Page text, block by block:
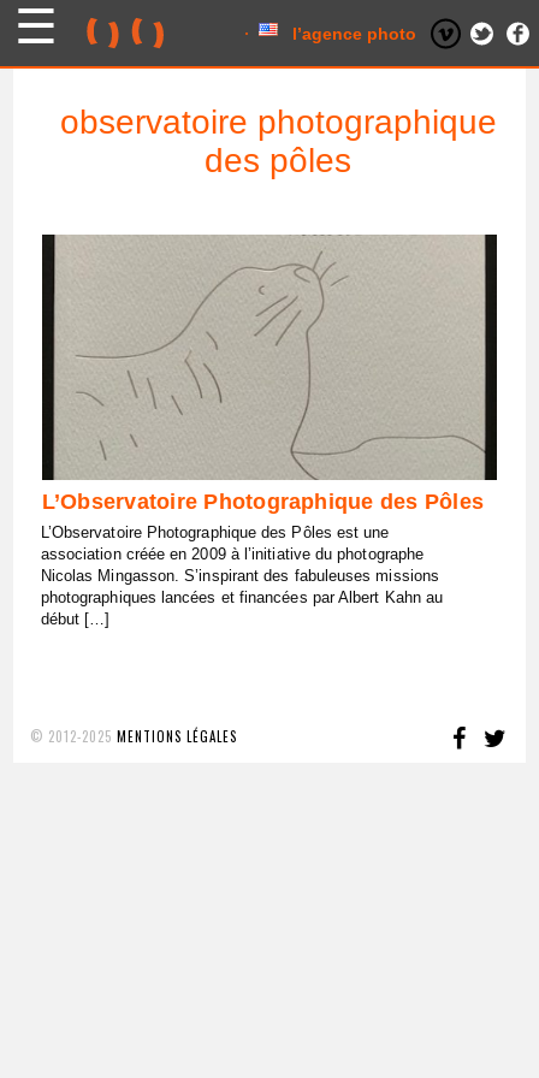
l’agence photo
observatoire photographique
des pôles
L’Observatoire Photographique des Pôles
L’Observatoire Photographique des Pôles est une
association créée en 2009 à l’initiative du photographe
Nicolas Mingasson. S’inspirant des fabuleuses missions
photographiques lancées et financées par Albert Kahn au
début […]
© 2012-2025 MENTIONS LÉGALES